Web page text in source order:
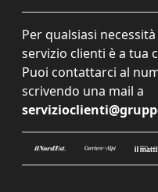
Per qualsiasi
servizio clienti è a tua
Puoi contattarci al
scrivendo una mail a